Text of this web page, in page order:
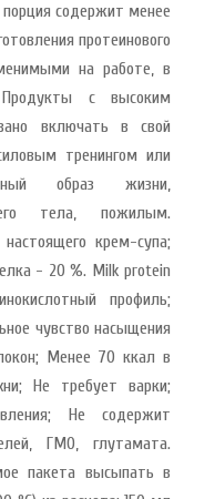
содержит менее
протеинового
на работе, в
с высоким
включать в свой
тренингом или
образ жизни,
тела, пожилым.
крем-супа;
- 20 %. Milk protein
профиль;
чувство насыщения
Менее 70 ккал в
Не требует варки;
Не содержит
ГМО, глутамата.
пакета высыпать в